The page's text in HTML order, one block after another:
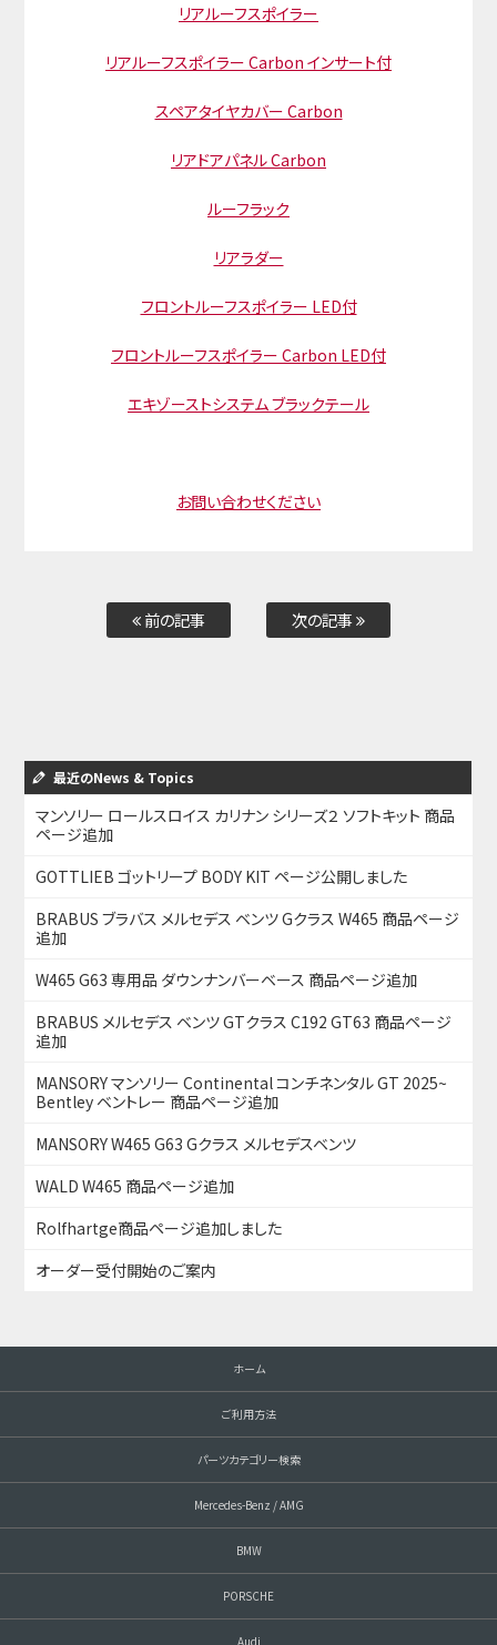
リアルーフスポイラー
リアルーフスポイラー Carbon インサート付
スペアタイヤカバー Carbon
リアドアパネル Carbon
ルーフラック
リアラダー
フロントルーフスポイラー LED付
フロントルーフスポイラー Carbon LED付
エキゾーストシステム ブラックテール
お問い合わせください
前の記事 次の記事
最近のNews & Topics
マンソリー ロールスロイス カリナン シリーズ２ ソフトキット 商品
ページ追加
GOTTLIEB ゴットリープ BODY KIT ページ公開しました
BRABUS ブラバス メルセデス ベンツ Gクラス W465 商品ページ
追加
W465 G63 専用品 ダウンナンバーベース 商品ページ追加
BRABUS メルセデス ベンツ GTクラス C192 GT63 商品ページ
追加
MANSORY マンソリー Continental コンチネンタル GT 2025~
Bentley ベントレー 商品ページ追加
MANSORY W465 G63 Gクラス メルセデスベンツ
WALD W465 商品ページ追加
Rolfhartge商品ページ追加しました
オーダー受付開始のご案内
ホーム
ご利用方法
パーツカテゴリー検索
Mercedes-Benz / AMG
BMW
PORSCHE
Audi